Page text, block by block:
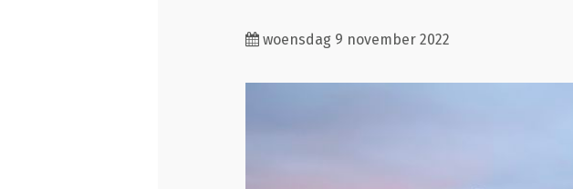
woensdag 9 november 2022